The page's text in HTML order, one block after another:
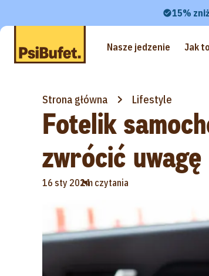
15%
Nasze jedzenie Jak
Strona główna Lifestyle
Fotelik
zwrócić
16 sty 2024
•
1m czytania